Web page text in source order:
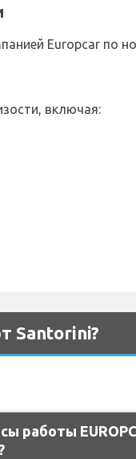
Europcar по
включая:
Santorini?
работы